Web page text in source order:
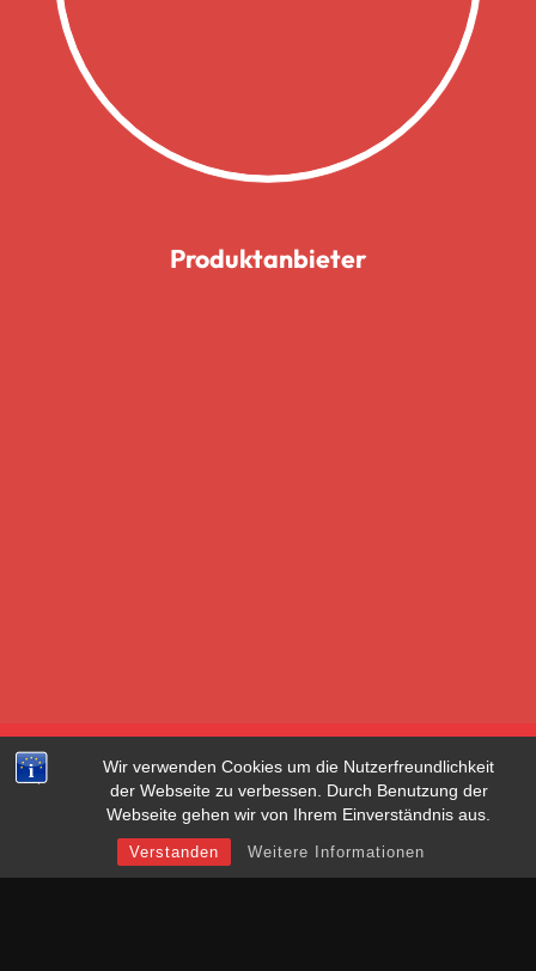
Wir verwenden Cookies um die Nutzerfreundlichkeit
der Webseite zu verbessen. Durch Benutzung der
Webseite gehen wir von Ihrem Einverständnis aus.
Verstanden Weitere Informationen
Produktanbieter